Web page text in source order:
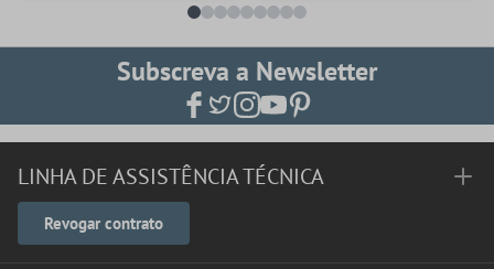
Subscreva a Newsletter
LINHA DE ASSISTÊNCIA TÉCNICA
Revogar contrato